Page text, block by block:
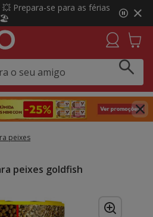
💥 Prepara-se para as férias
🏖️
peixes
peixes goldfish